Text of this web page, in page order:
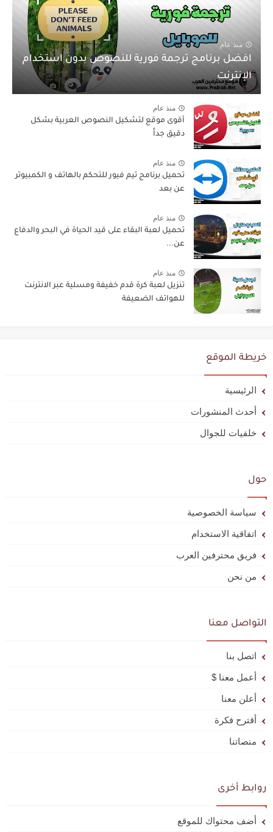
منذ عام
افضل برنامج ترجمة فورية للنصوص بدون استخدام
الإنترنت
منذ عام
أقوى موقع لتشكيل النصوص العربية بشكل
دقيق جداً
منذ عام
تحميل برنامج تيم فيور للتحكم بالهاتف و الكمبيوتر
عن بعد
منذ عام
تحميل لعبة البقاء على قيد الحياة في البحر والدفاع
عن...
منذ عام
تنزيل لعبة كرة قدم خفيفة ومسلية عبر الانترنت
للهواتف الضعيفة
خريطة الموقع
الرئيسية
أحدث المنشورات
خلفيات للجوال
حول
سياسة الخصوصية
اتفاقية الاستخدام
فريق محترفين العرب
من نحن
التواصل معنا
اتصل بنا
أعمل معنا $
أعلن معنا
أقترح فكرة
منصاتنا
روابط أخرى
أضف محتواك للموقع